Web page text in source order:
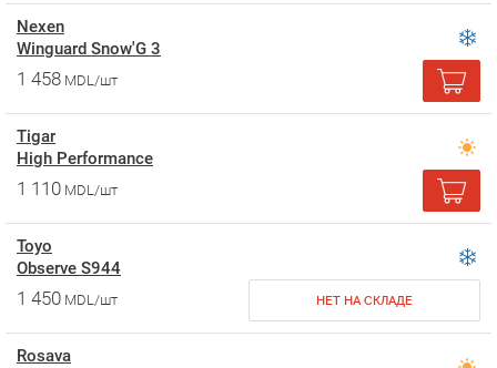
Nexen
Winguard Snow'G 3
1 458 MDL/шт
Tigar
High Performance
1 110 MDL/шт
Toyo
Observe S944
1 450 MDL/шт НЕТ НА СКЛАДЕ
Rosava